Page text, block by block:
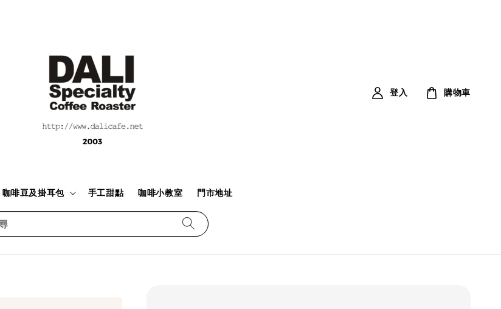
咖啡豆及掛耳包 手工甜點 咖啡小教室 門市地址
登入 購物車